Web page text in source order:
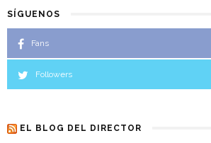
SÍGUENOS
Fans
Followers
EL BLOG DEL DIRECTOR